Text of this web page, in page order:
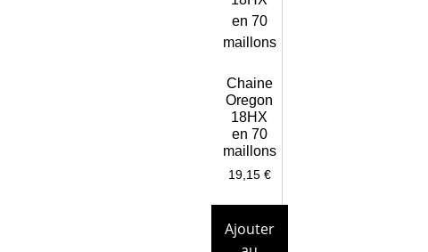
Chaine
Oregon
18HX
en 70
maillons
19,15 €
Ajouter